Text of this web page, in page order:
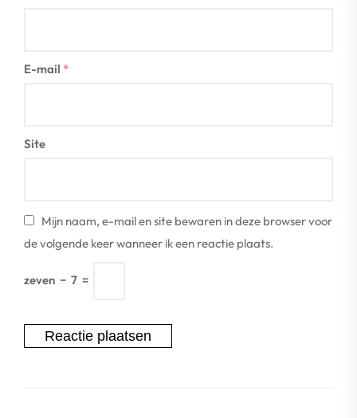
E-mail *
Site
Mijn naam, e-mail en site bewaren in deze browser voor
de volgende keer wanneer ik een reactie plaats.
zeven − 7 =